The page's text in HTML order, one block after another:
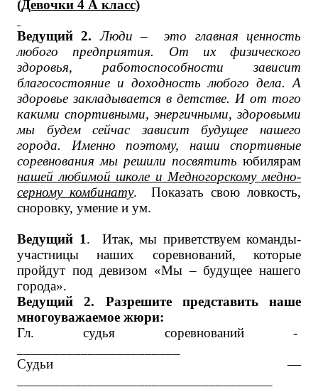
(Девочки 4 А класс)
Ведущий 2.Люди – это главная ценность
любого предприятия. От их физического
здоровья, работоспособности зависит
благосостояние и доходность любого дела. А
здоровье закладывается в детстве. И от того
какими спортивными, энергичными, здоровыми
мы будем сейчас зависит будущее нашего
города. Именно поэтому, наши спортивные
соревнования мы решили посвятить юбилярам
нашей любимой школе и Медногорскому медно-
серному комбинату. Показать свою ловкость,
сноровку, умение и ум.
Ведущий 1. Итак, мы приветствуем команды-
участницы наших соревнований, которые
пройдут под девизом «Мы – будущее нашего
города».
Ведущий 2. Разрешите представить наше
многоуважаемое жюри:
Гл. судья соревнований -
Судьи —